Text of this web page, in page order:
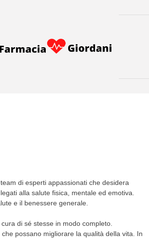
di esperti appassionati che desidera
alla salute fisica, mentale ed emotiva.
e il benessere generale.
di sé stesse in modo completo.
possano migliorare la qualità della vita. In